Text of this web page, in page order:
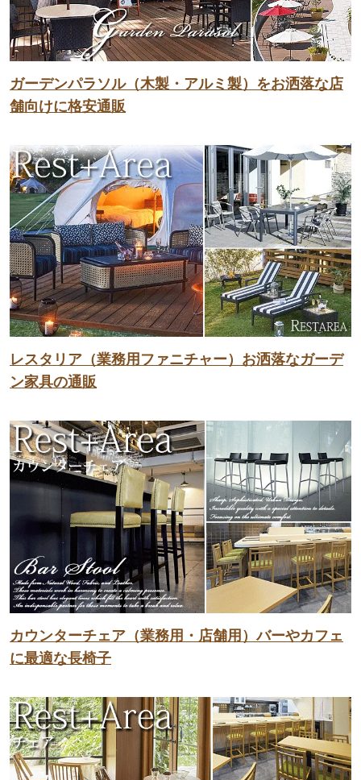
ガーデンパラソル（木製・アルミ製）をお洒落な店
舗向けに格安通販
レスタリア（業務用ファニチャー）お洒落なガーデ
ン家具の通販
カウンターチェア（業務用・店舗用）バーやカフェ
に最適な長椅子